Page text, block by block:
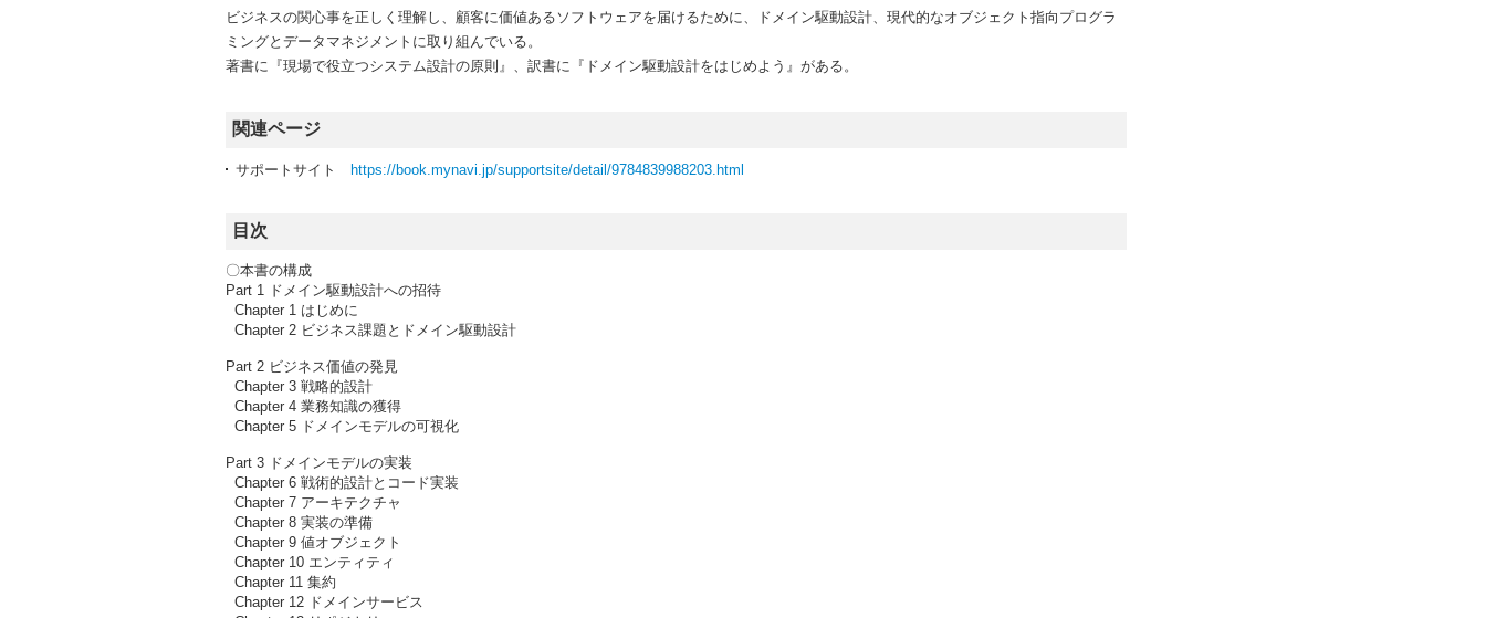
ビジネスの関心事を正しく理解し、顧客に価値あるソフトウェアを届けるために、ドメイン駆動設計、現代的なオブジェクト指向プログラ
ミングとデータマネジメントに取り組んでいる。
著書に『現場で役立つシステム設計の原則』、訳書に『ドメイン駆動設計をはじめよう』がある。
関連ページ
サポートサイト https://book.mynavi.jp/supportsite/detail/9784839988203.html
目次
〇本書の構成
Part 1 ドメイン駆動設計への招待
Chapter 1 はじめに
Chapter 2 ビジネス課題とドメイン駆動設計
Part 2 ビジネス価値の発見
Chapter 3 戦略的設計
Chapter 4 業務知識の獲得
Chapter 5 ドメインモデルの可視化
Part 3 ドメインモデルの実装
Chapter 6 戦術的設計とコード実装
Chapter 7 アーキテクチャ
Chapter 8 実装の準備
Chapter 9 値オブジェクト
Chapter 10 エンティティ
Chapter 11 集約
Chapter 12 ドメインサービス